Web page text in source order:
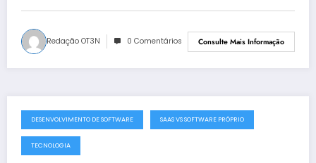
Redação OT3N 0 Comentários Consulte Mais Informação
julho 19, 2025
DESENVOLVIMENTO DE SOFTWARE SAAS VS SOFTWARE PRÓPRIO
TECNOLOGIA